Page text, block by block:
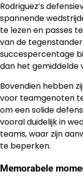
Rodriguez’s
spannende
te lezen en passes
van de
succespercentage
dan het gemiddelde
Bovendien hebben
voor teamgenoten
om een solide
vooral duidelijk in
teams, waar zijn
te beperken.
Memorabele